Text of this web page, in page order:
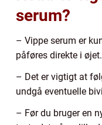
serum?
– Vippe serum er
påføres direkte i øjet.
– Det er vigtigt at
undgå eventuelle
– Før du bruger en